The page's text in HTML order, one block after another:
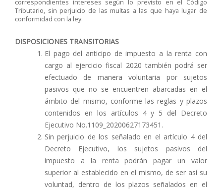
correspondientes intereses según lo previsto en el Código
Tributario, sin perjuicio de las multas a las que haya lugar de
conformidad con la ley.
DISPOSICIONES TRANSITORIAS
El pago del anticipo de impuesto a la renta con
cargo al ejercicio fiscal 2020 también podrá ser
efectuado de manera voluntaria por sujetos
pasivos que no se encuentren abarcadas en el
ámbito del mismo, conforme las reglas y plazos
contenidos en los artículos 4 y 5 del Decreto
Ejecutivo No.1109_20200627173451.
Sin perjuicio de los señalado en el artículo 4 del
Decreto Ejecutivo, los sujetos pasivos del
impuesto a la renta podrán pagar un valor
superior al establecido en el mismo, de ser así su
voluntad, dentro de los plazos señalados en el